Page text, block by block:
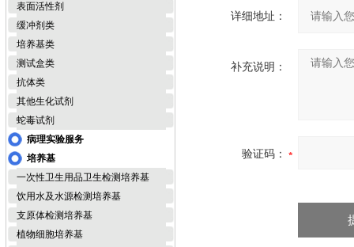
表面活性剂
缓冲剂类
培养基类
测试盒类
抗体类
其他生化试剂
蛇毒试剂
病理实验服务
培养基
一次性卫生用品卫生检测培养基
饮用水及水源检测培养基
支原体检测培养基
植物细胞培养基
详细地址：
补充说明：
验证码：